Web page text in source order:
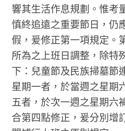
響其生活作息規劃。惟考
慎終追遠之重要節日，仍
假，爰修正第一項規定。
所為之上班日調整，除特
下：兒童節及民族掃墓節
星期一者，於當週之星期
五者，於次一週之星期六
合第四點修正，爰分別增